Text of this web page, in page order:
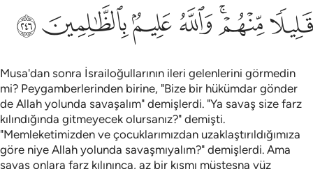
ﱵﱶﱷﱸ ﱹﱺﱻ
Musa'dan sonra İsrailoğullarının ileri gelenlerini görmedin
mi? Peygamberlerinden birine, "Bize bir hükümdar gönder
de Allah yolunda savaşalım" demişlerdi. "Ya savaş size farz
kılındığında gitmeyecek olursanız?" demişti.
"Memleketimizden ve çocuklarımızdan uzaklaştırıldığımıza
göre niye Allah yolunda savaşmıyalım?" demişlerdi. Ama
savaş onlara farz kılınınca, az bir kısmı müstesna yüz